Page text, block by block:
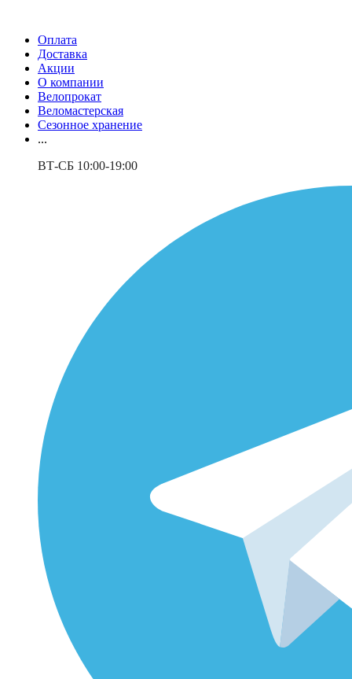
Оплата
Доставка
Акции
О компании
Велопрокат
Веломастерская
Сезонное хранение
...
ВТ-СБ 10:00-19:00